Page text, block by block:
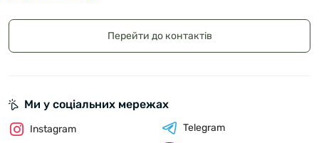
Перейти до контактів
Ми у соціальних мережах
Instagram
Telegram